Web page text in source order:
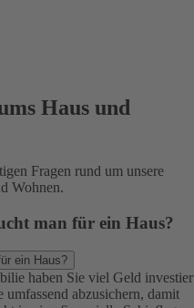
Haus und
Fragen rund um unsere
Wohnen.
man für ein Haus?
ein Haus?
haben Sie viel Geld
abzusichern, damit